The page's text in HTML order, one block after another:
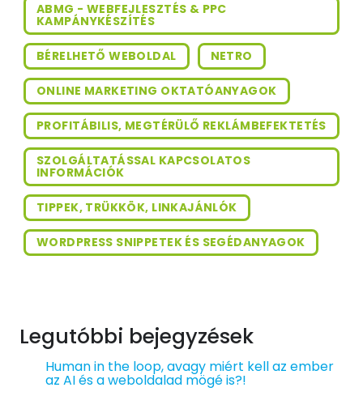
ABMG - WEBFEJLESZTÉS & PPC
KAMPÁNYKÉSZÍTÉS
BÉRELHETŐ WEBOLDAL NETRO
ONLINE MARKETING OKTATÓANYAGOK
PROFITÁBILIS, MEGTÉRÜLŐ REKLÁMBEFEKTETÉS
SZOLGÁLTATÁSSAL KAPCSOLATOS
INFORMÁCIÓK
TIPPEK, TRÜKKÖK, LINKAJÁNLÓK
WORDPRESS SNIPPETEK ÉS SEGÉDANYAGOK
Legutóbbi bejegyzések
Human in the loop, avagy miért kell az ember
az AI és a weboldalad mögé is?!